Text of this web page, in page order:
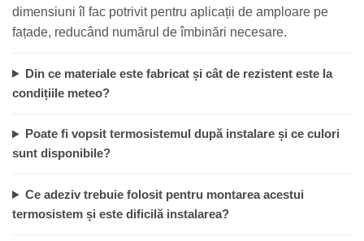
dimensiuni îl fac potrivit pentru aplicații de amploare pe
fațade, reducând numărul de îmbinări necesare.
Din ce materiale este fabricat și cât de rezistent este la
condițiile meteo?
Poate fi vopsit termosistemul după instalare și ce culori
sunt disponibile?
Ce adeziv trebuie folosit pentru montarea acestui
termosistem și este dificilă instalarea?